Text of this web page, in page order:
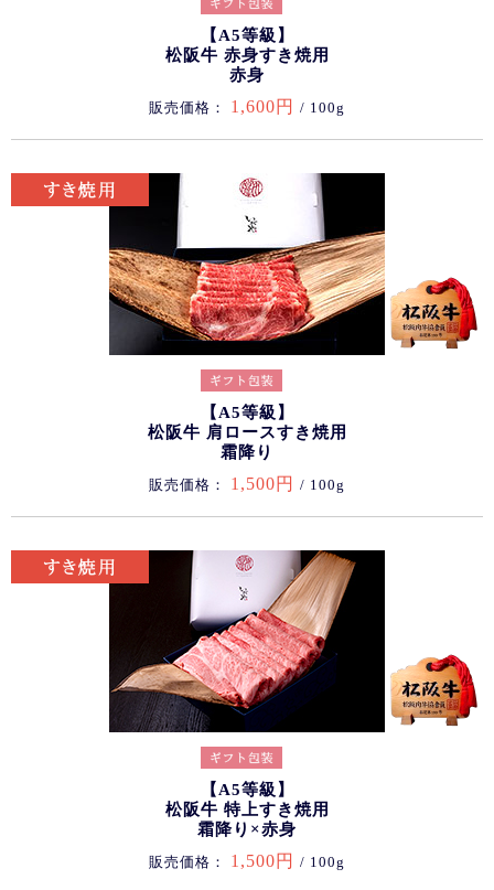
【A5等級】
松阪牛 赤身すき焼用
赤身
販売価格： 1,600円 / 100g
【A5等級】
松阪牛 肩ロースすき焼用
霜降り
販売価格： 1,500円 / 100g
【A5等級】
松阪牛 特上すき焼用
霜降り×赤身
販売価格： 1,500円 / 100g